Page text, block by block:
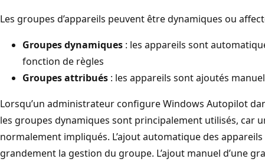
Les groupes d’appareils peuvent être dynamiques ou
Groupes dynamiques : les appareils sont
fonction de règles
Groupes attribués : les appareils sont ajoutés
Lorsqu’un administrateur configure Windows Autopilot
les groupes dynamiques sont principalement utilisés, car
normalement impliqués. L’ajout automatique des appareils
grandement la gestion du groupe. L’ajout manuel d’une